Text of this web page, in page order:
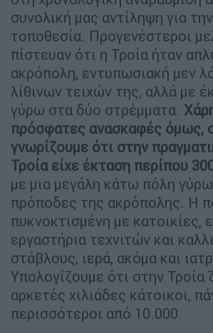
συνολική μας αντίληψη για την
τοποθεσία. Προγενέστεροι
πίστευαν ότι η Τροία ήταν
ακρόπολη, εντυπωσιακή μεν
λίθινων τειχών της, αλλά με
γύρω στα δύο στρέμματα.
πρόσφατες ανασκαφές όμως,
γνωρίζουμε ότι στην
Τροία είχε έκταση περίπου
με μια μεγάλη κάτω πόλη
πρόποδες της ακρόπολης. Η
πυκνοκτισμένη με κατοικίες,
εργαστήρια τεχνιτών και
στάβλους, ιερά, ακόμα και
Υπολογίζουμε ότι στην Τροία
αρκετές χιλιάδες κάτοικοι,
περισσότεροι από 10.000.